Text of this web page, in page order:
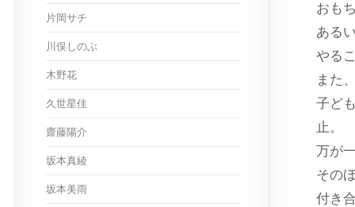
おも
ある
やる
また
子ど
止。
万が
その
付き
片岡サチ
川俣しのぶ
木野花
久世星佳
齋藤陽介
坂本真綾
坂本美雨